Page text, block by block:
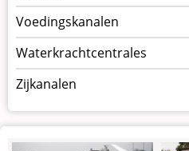
Voedingskanalen
Waterkrachtcentrales
Zijkanalen